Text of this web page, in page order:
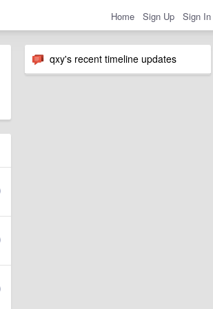
Home Sign Up Sign In
qxy's recent timeline updates